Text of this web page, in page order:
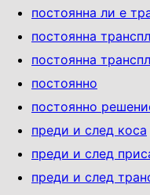
постоянна ли е
постоянна
постоянна
постоянно
постоянно
преди и след коса
преди и след
преди и след